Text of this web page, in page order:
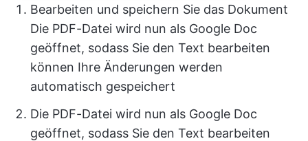
Bearbeiten und speichern Sie das Dokument
Die PDF-Datei wird nun als Google Doc
geöffnet, sodass Sie den Text bearbeiten
können Ihre Änderungen werden
automatisch gespeichert
Die PDF-Datei wird nun als Google Doc
geöffnet, sodass Sie den Text bearbeiten